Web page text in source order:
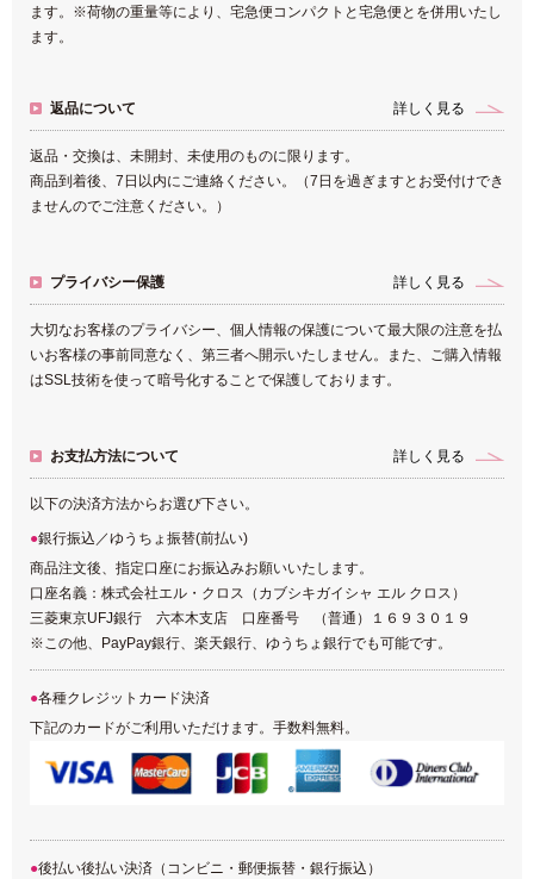
ます。※荷物の重量等により、宅急便コンパクトと宅急便とを併用いたし
ます。
返品について 詳しく見る
返品・交換は、未開封、未使用のものに限ります。
商品到着後、7日以内にご連絡ください。（7日を過ぎますとお受付けでき
ませんのでご注意ください。）
プライバシー保護 詳しく見る
大切なお客様のプライバシー、個人情報の保護について最大限の注意を払
いお客様の事前同意なく、第三者へ開示いたしません。また、ご購入情報
はSSL技術を使って暗号化することで保護しております。
お支払方法について 詳しく見る
以下の決済方法からお選び下さい。
銀行振込／ゆうちょ振替(前払い)
商品注文後、指定口座にお振込みお願いいたします。
口座名義：株式会社エル・クロス（カブシキガイシャ エル クロス）
三菱東京UFJ銀行 六本木支店 口座番号 （普通）１６９３０１９
※この他、PayPay銀行、楽天銀行、ゆうちょ銀行でも可能です。
各種クレジットカード決済
下記のカードがご利用いただけます。手数料無料。
後払い後払い決済（コンビニ・郵便振替・銀行振込）